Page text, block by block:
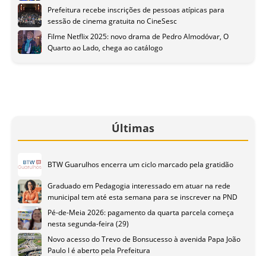
Prefeitura recebe inscrições de pessoas atípicas para
sessão de cinema gratuita no CineSesc
Filme Netflix 2025: novo drama de Pedro Almodóvar, O
Quarto ao Lado, chega ao catálogo
Últimas
BTW Guarulhos encerra um ciclo marcado pela gratidão
Graduado em Pedagogia interessado em atuar na rede
municipal tem até esta semana para se inscrever na PND
Pé-de-Meia 2026: pagamento da quarta parcela começa
nesta segunda-feira (29)
Novo acesso do Trevo de Bonsucesso à avenida Papa João
Paulo I é aberto pela Prefeitura